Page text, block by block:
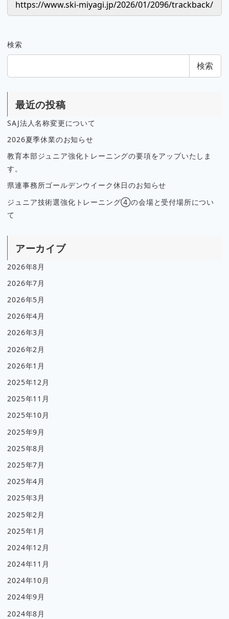
検索
検索
最近の投稿
SAJ法人名称変更について
2026夏季休業のお知らせ
教育本部ジュニア強化トレーニングの要項をアップいたしま
す。
県連事務所ゴールデンウイーク休日のお知らせ
ジュニア技術選強化トレーニング④の会場と受付場所につい
て
アーカイブ
2026年8月
2026年7月
2026年5月
2026年4月
2026年3月
2026年2月
2026年1月
2025年12月
2025年11月
2025年10月
2025年9月
2025年8月
2025年7月
2025年4月
2025年3月
2025年2月
2025年1月
2024年12月
2024年11月
2024年10月
2024年9月
2024年8月